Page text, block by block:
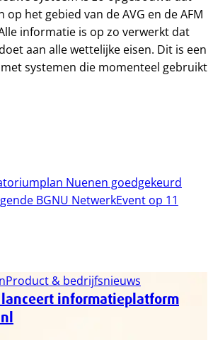
op het gebied van de AVG en de AFM
informatie is op zo verwerkt dat
aan alle wettelijke eisen. Dit is een
systemen die momenteel gebruikt
Nuenen goedgekeurd
BGNU NetwerkEvent op 11
Product & bedrijfsnieuws
informatieplatform